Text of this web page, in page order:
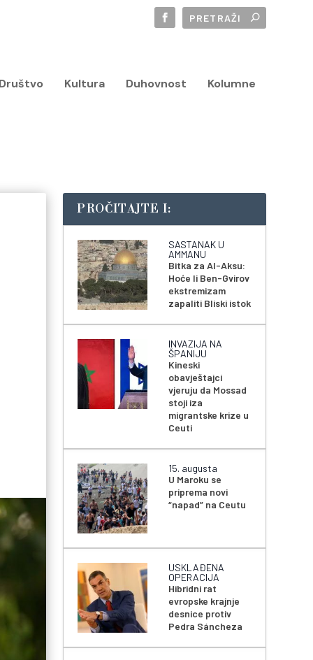
Društvo Kultura Duhovnost Kolumne
PROČITAJTE I:
SASTANAK U
AMMANU
Bitka za Al-Aksu:
Hoće li Ben-Gvirov
ekstremizam
zapaliti Bliski istok
INVAZIJA NA
ŠPANIJU
Kineski
obavještajci
vjeruju da Mossad
stoji iza
migrantske krize u
Ceuti
15. augusta
U Maroku se
priprema novi
“napad” na Ceutu
USKLAĐENA
OPERACIJA
Hibridni rat
evropske krajnje
desnice protiv
Pedra Sáncheza